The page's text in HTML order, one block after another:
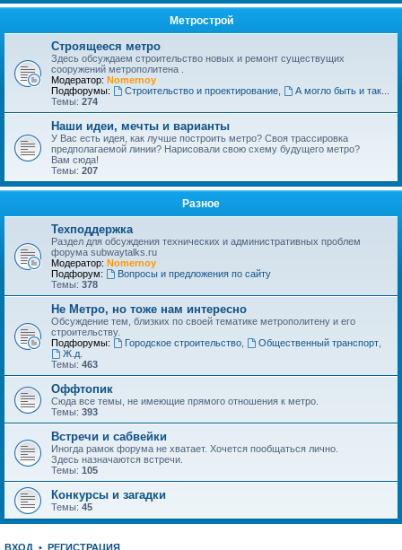
Метрострой
Строящееся метро
Здесь обсуждаем строительство новых и ремонт существущих
сооружений метрополитена .
Модератор: Nomernoy
Подфорумы:
Строительство и проектирование,
А могло быть и так...
Темы: 274
Наши идеи, мечты и варианты
У Вас есть идея, как лучше построить метро? Своя трассировка
предполагаемой линии? Нарисовали свою схему будущего метро?
Вам сюда!
Темы: 207
Разное
Техподдержка
Раздел для обсуждения технических и административных проблем
форума subwaytalks.ru
Модератор: Nomernoy
Подфорум:
Вопросы и предложения по сайту
Темы: 378
Не Метро, но тоже нам интересно
Обсуждение тем, близких по своей тематике метрополитену и его
строительству.
Подфорумы:
Городское строительство, Общественный транспорт,
Ж.д.
Темы: 463
Оффтопик
Сюда все темы, не имеющие прямого отношения к метро.
Темы: 393
Встречи и сабвейки
Иногда рамок форума не хватает. Хочется пообщаться лично.
Здесь назначаются встречи.
Темы: 105
Конкурсы и загадки
Темы: 45
ВХОД • РЕГИСТРАЦИЯ